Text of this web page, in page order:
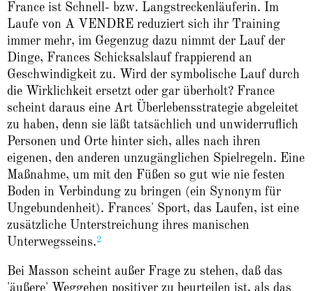
France ist Schnell- bzw. Langstreckenläuferin. Im
Laufe von A VENDRE reduziert sich ihr Training
immer mehr, im Gegenzug dazu nimmt der Lauf der
Dinge, Frances Schicksalslauf frappierend an
Geschwindigkeit zu. Wird der symbolische Lauf durch
die Wirklichkeit ersetzt oder gar überholt? France
scheint daraus eine Art Überlebensstrategie abgeleitet
zu haben, denn sie läßt tatsächlich und unwiderruflich
Personen und Orte hinter sich, alles nach ihren
eigenen, den anderen unzugänglichen Spielregeln. Eine
Maßnahme, um mit den Füßen so gut wie nie festen
Boden in Verbindung zu bringen (ein Synonym für
Ungebundenheit). Frances' Sport, das Laufen, ist eine
zusätzliche Unterstreichung ihres manischen
Unterwegsseins.2
Bei Masson scheint außer Frage zu stehen, daß das
'äußere' Weggehen positiver zu beurteilen ist, als das